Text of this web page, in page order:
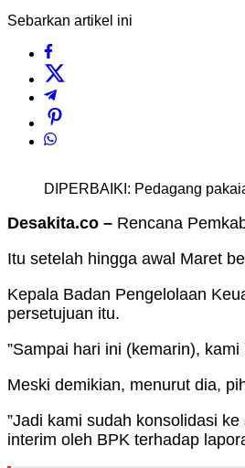
Sebarkan artikel ini
DIPERBAIKI: Pedagang
Desakita.co – Rencana
Itu setelah hingga awal Maret
Kepala Badan Pengelolaan
persetujuan itu.
”Sampai hari ini (kemarin),
Meski demikian, menurut dia,
”Jadi kami sudah konsolidasi
interim oleh BPK terhadap